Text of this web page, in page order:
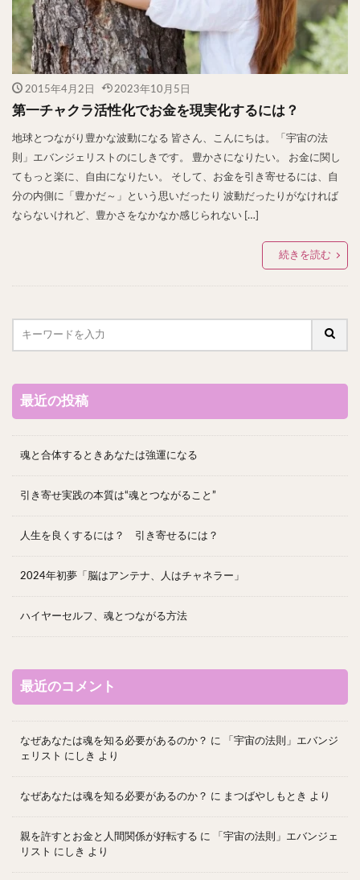
2015年4月2日 2023年10月5日
第一チャクラ活性化でお金を現実化するには？
地球とつながり豊かな波動になる 皆さん、こんにちは。「宇宙の法
則」エバンジェリストのにしきです。 豊かさになりたい。 お金に関し
てもっと楽に、自由になりたい。 そして、お金を引き寄せるには、自
分の内側に「豊かだ～」という思いだったり 波動だったりがなければ
ならないけれど、豊かさをなかなか感じられない […]
続きを読む
最近の投稿
魂と合体するときあなたは強運になる
引き寄せ実践の本質は“魂とつながること”
人生を良くするには？ 引き寄せるには？
2024年初夢「脳はアンテナ、人はチャネラー」
ハイヤーセルフ、魂とつながる方法
最近のコメント
なぜあなたは魂を知る必要があるのか？ に
「宇宙の法則」エバンジ
ェリスト にしき より
なぜあなたは魂を知る必要があるのか？ に まつばやしもとき より
親を許すとお金と人間関係が好転する に
「宇宙の法則」エバンジェ
リスト にしき より